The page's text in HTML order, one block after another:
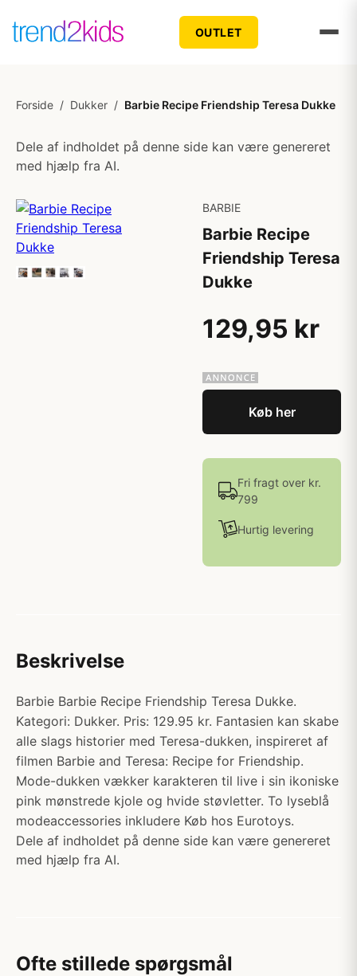
OUTLET
Forside / Dukker / Barbie Recipe Friendship Teresa Dukke
Dele af indholdet på denne side kan være genereret
med hjælp fra AI.
BARBIE
Barbie Recipe
Friendship Teresa
Dukke
129,95 kr
Køb her
Fri fragt over kr.
799
Hurtig levering
Beskrivelse
Barbie Barbie Recipe Friendship Teresa Dukke.
Kategori: Dukker. Pris: 129.95 kr. Fantasien kan skabe
alle slags historier med Teresa-dukken, inspireret af
filmen Barbie and Teresa: Recipe for Friendship.
Mode-dukken vækker karakteren til live i sin ikoniske
pink mønstrede kjole og hvide støvletter. To lyseblå
modeaccessories inkludere Køb hos Eurotoys.
Dele af indholdet på denne side kan være genereret
med hjælp fra AI.
Ofte stillede spørgsmål